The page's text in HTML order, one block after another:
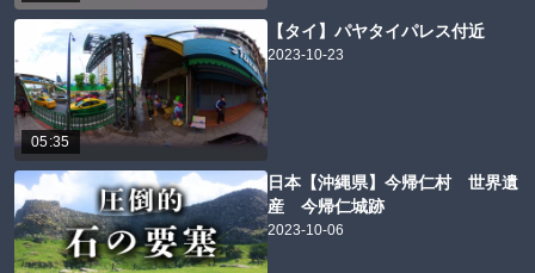
05:35
【タイ】パヤタイパレス付近
2023-10-23
日本【沖縄県】今帰仁村 世界遺
産 今帰仁城跡
2023-10-06